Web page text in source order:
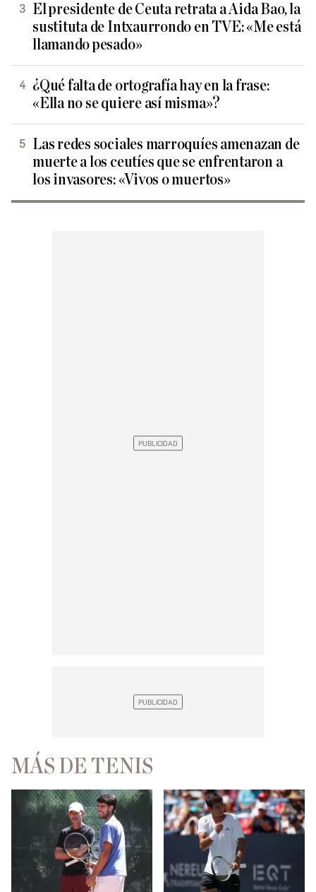
El presidente de Ceuta retrata a Aida Bao, la
sustituta de Intxaurrondo en TVE: «Me está
llamando pesado»
¿Qué falta de ortografía hay en la frase:
«Ella no se quiere así misma»?
Las redes sociales marroquíes amenazan de
muerte a los ceutíes que se enfrentaron a
los invasores: «Vivos o muertos»
MÁS DE TENIS